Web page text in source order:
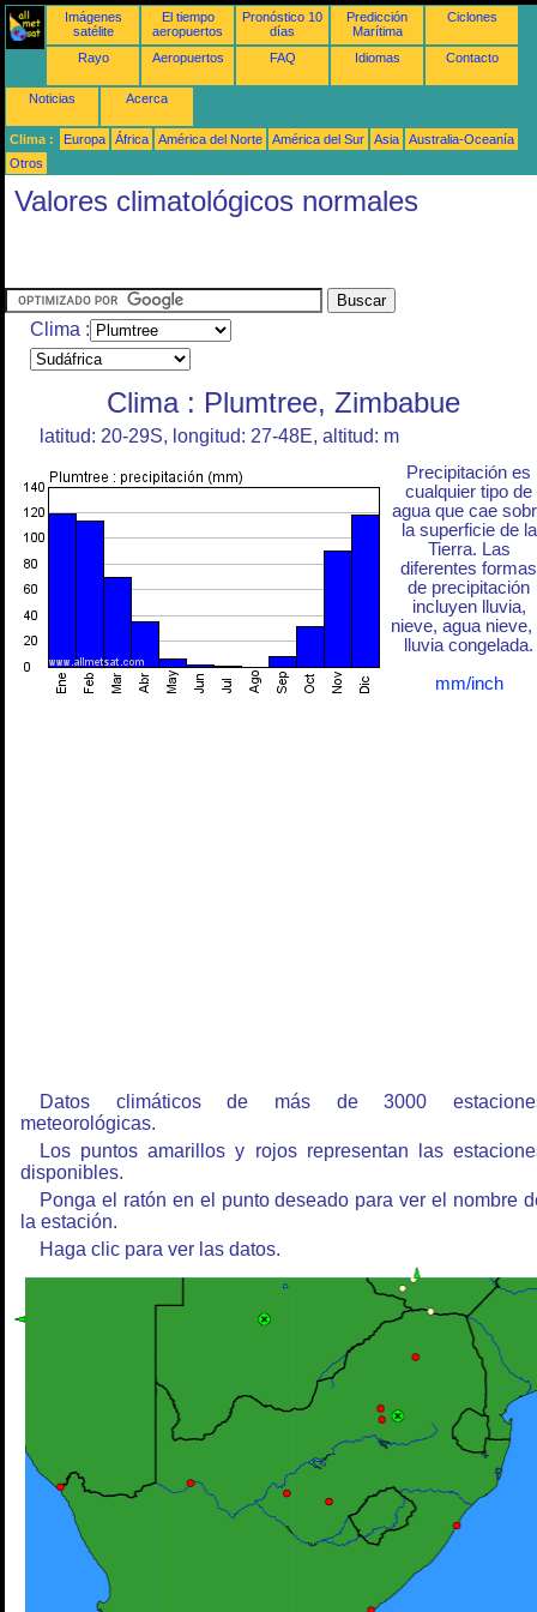
Imágenes
satélite
El tiempo
aeropuertos
Pronóstico 10
días
Predicción
Marítima
Ciclones
Rayo Aeropuertos FAQ Idiomas Contacto
Noticias Acerca
Clima : Europa África América del Norte América del Sur Asia
Australia-Oceanía
Otros
Valores climatológicos normales
Clima :
Clima : Plumtree, Zimbabue
latitud: 20-29S, longitud: 27-48E, altitud: m
Precipitación es
cualquier tipo de
agua que cae
la superficie de la
Tierra. Las
diferentes formas
de precipitación
incluyen lluvia,
nieve, agua nieve,
lluvia congelada.
mm/inch
Datos climáticos de más de 3000
meteorológicas.
Los puntos amarillos y rojos representan las
disponibles.
Ponga el ratón en el punto deseado para ver el nombre
la estación.
Haga clic para ver las datos.